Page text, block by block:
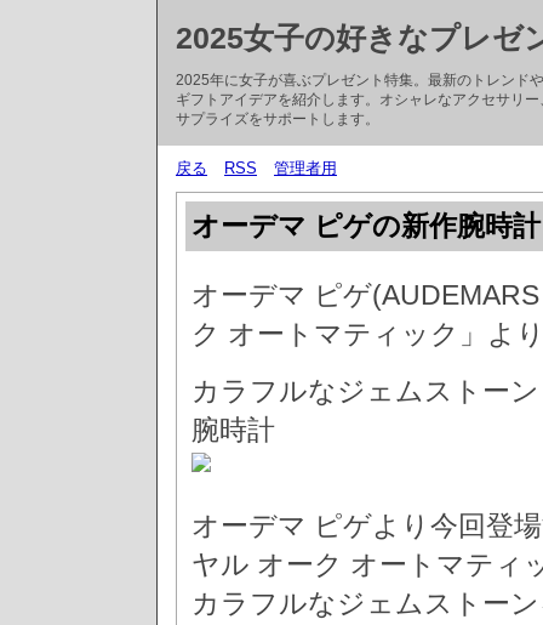
2025女子の好きなプレゼ
2025年に女子が喜ぶプレゼント特集。最新のトレンド
ギフトアイデアを紹介します。オシャレなアクセサリ
サプライズをサポートします。
戻る RSS 管理者用
オーデマ ピゲの新作腕時計
オーデマ ピゲ
ク オートマティック」よ
カラフルなジェムストー
腕時計
オーデマ ピゲより今回登
ヤル オーク オートマティ
カラフルなジェムストー